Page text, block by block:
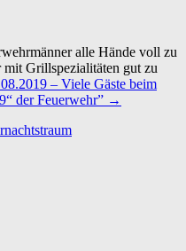
alle Hände voll zu
Grillspezialitäten gut zu
– Viele Gäste beim
der Feuerwehr” →